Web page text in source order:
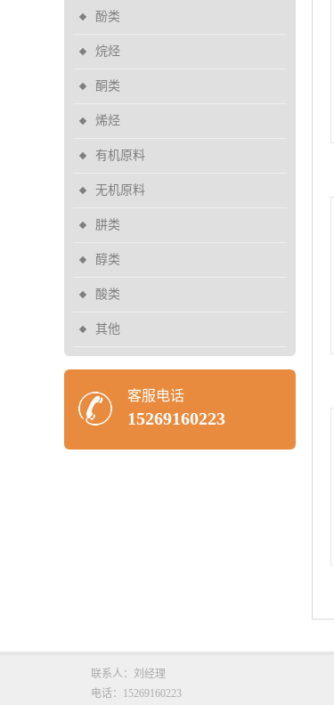
酚类
烷烃
酮类
烯烃
有机原料
无机原料
肼类
醇类
酸类
其他
客服电话
15269160223
联系人：刘经理
电话：15269160223